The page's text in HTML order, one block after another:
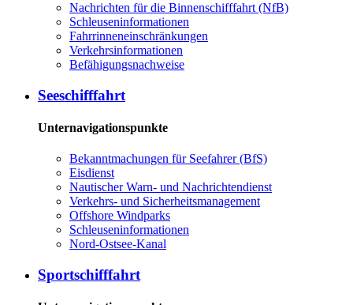
Nach­rich­ten für die Bin­nen­schiff­fahrt (NfB)
Schleu­sen­in­for­ma­tio­nen
Fahr­rin­nen­ein­schrän­kun­gen
Ver­kehrs­in­for­ma­tio­nen
Be­fä­hi­gungs­nach­wei­se
See­schiff­fahrt
Unternavigationspunkte
Be­kannt­ma­chun­gen für See­fah­rer (BfS)
Eis­dienst
Nau­ti­scher Warn-​ und Nach­rich­ten­dienst
Ver­kehrs-​ und Si­cher­heits­ma­na­ge­ment
Offs­ho­re Wind­parks
Schleu­sen­in­for­ma­tio­nen
Nord-​Ost­see-​Ka­nal
Sport­schiff­fahrt